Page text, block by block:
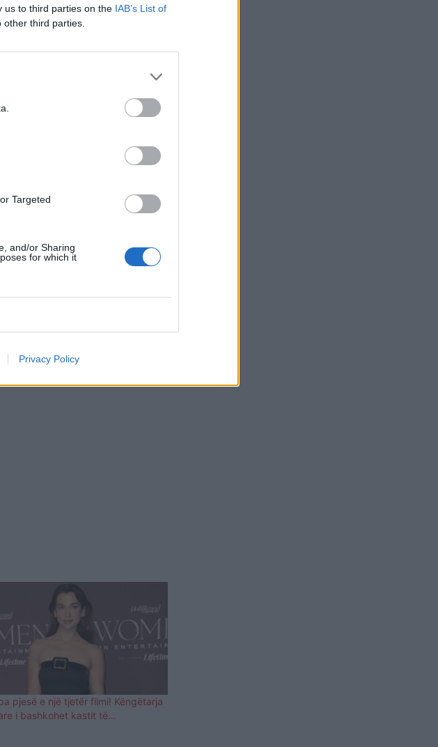
us to third parties on the IAB’s List of
third parties.
Targeted
and/or Sharing
for which it
Privacy Policy
pjesë e një tjetër filmi! Këngëtarja
i bashkohet kastit të…